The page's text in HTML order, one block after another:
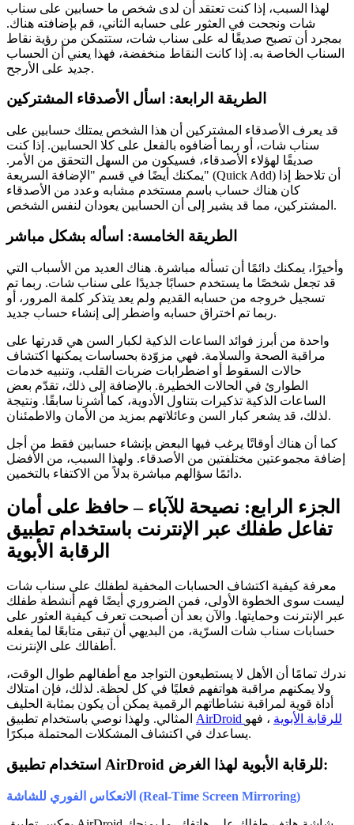
لهذا السبب، إذا كنت تعتقد أن لدى شخص ما حسابين على سناب
شات ونجحت في العثور على حسابه الثاني، قم بإضافته هناك.
بمجرد أن تصبح صديقًا له على سناب شات، ستتمكن من رؤية نقاط
السناب الخاصة به. إذا كانت النقاط منخفضة، فهذا يعني أن الحساب
جديد على الأرجح.
الطريقة الرابعة: اسأل الأصدقاء المشتركين
قد يعرف الأصدقاء المشتركين أن هذا الشخص يمتلك حسابين على
سناب شات، أو ربما أضافوه بالفعل على كلا الحسابين. إذا كنت
صديقًا لهؤلاء الأصدقاء، فسيكون من السهل التحقق من الأمر.
يمكنك أيضًا في قسم "الإضافة السريعة" (Quick Add) أن تلاحظ إذا
كان هناك حساب باسم مستخدم مشابه وعدد من الأصدقاء
المشتركين، مما قد يشير إلى أن الحسابين يعودان لنفس الشخص.
الطريقة الخامسة: اسأله بشكل مباشر
وأخيرًا، يمكنك دائمًا أن تسأله مباشرة. هناك العديد من الأسباب التي
قد تجعل شخصًا ما يستخدم حسابًا جديدًا على سناب شات. ربما تم
تسجيل خروجه من حسابه القديم ولم يعد يتذكر كلمة المرور، أو
ربما تم اختراق حسابه واضطر إلى إنشاء حساب جديد.
واحدة من أبرز فوائد الساعات الذكية لكبار السن هي قدرتها على
مراقبة الصحة والسلامة. فهي مزوّدة بحساسات يمكنها اكتشاف
حالات السقوط أو اضطرابات ضربات القلب، وتنبيه خدمات
الطوارئ في الحالات الخطيرة. بالإضافة إلى ذلك، تقدّم بعض
الساعات الذكية تذكيرات بتناول الأدوية، كما أشرنا سابقًا. ونتيجة
لذلك، قد يشعر كبار السن وعائلاتهم بمزيد من الأمان والاطمئنان.
كما أن هناك أوقاتًا يرغب فيها البعض بإنشاء حسابين فقط من أجل
إضافة مجموعتين مختلفتين من الأصدقاء. ولهذا السبب، من الأفضل
دائمًا سؤالهم مباشرة بدلاً من الاكتفاء بالتخمين.
الجزء الرابع: نصيحة للآباء – حافظ على أمان
تفاعل طفلك عبر الإنترنت باستخدام تطبيق
الرقابة الأبوية
معرفة كيفية اكتشاف الحسابات المخفية لطفلك على سناب شات
ليست سوى الخطوة الأولى، فمن الضروري أيضًا فهم أنشطة طفلك
عبر الإنترنت وحمايتها. والآن بعد أن أصبحت تعرف كيفية العثور على
حسابات سناب شات السرّية، من البديهي أن تبقى متابعًا لما يفعله
أطفالك على الإنترنت.
ندرك تمامًا أن الأهل لا يستطيعون التواجد مع أطفالهم طوال الوقت،
ولا يمكنهم مراقبة هواتفهم فعليًا في كل لحظة. لذلك، فإن امتلاك
أداة قوية لمراقبة نشاطاتهم الرقمية يمكن أن يكون بمثابة الحليف
AirDroid للرقابة الأبوية ، فهو
يساعدك في اكتشاف المشكلات المحتملة مبكرًا.
استخدام تطبيق AirDroid للرقابة الأبوية لهذا الغرض:
الانعكاس الفوري للشاشة (Real-Time Screen Mirroring)